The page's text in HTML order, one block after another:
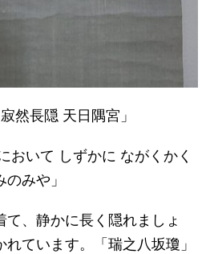
然長隠 天日隅宮」
おいて しずかに ながくかく
みや」
て、静かに長く隠れましょ
ています。「瑞之八坂瓊」